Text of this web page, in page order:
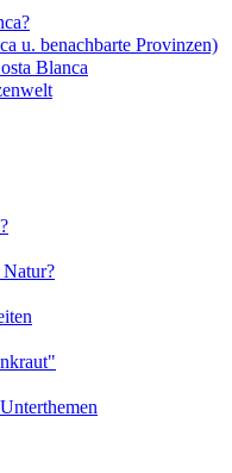
u. benachbarte Provinzen)
Blanca